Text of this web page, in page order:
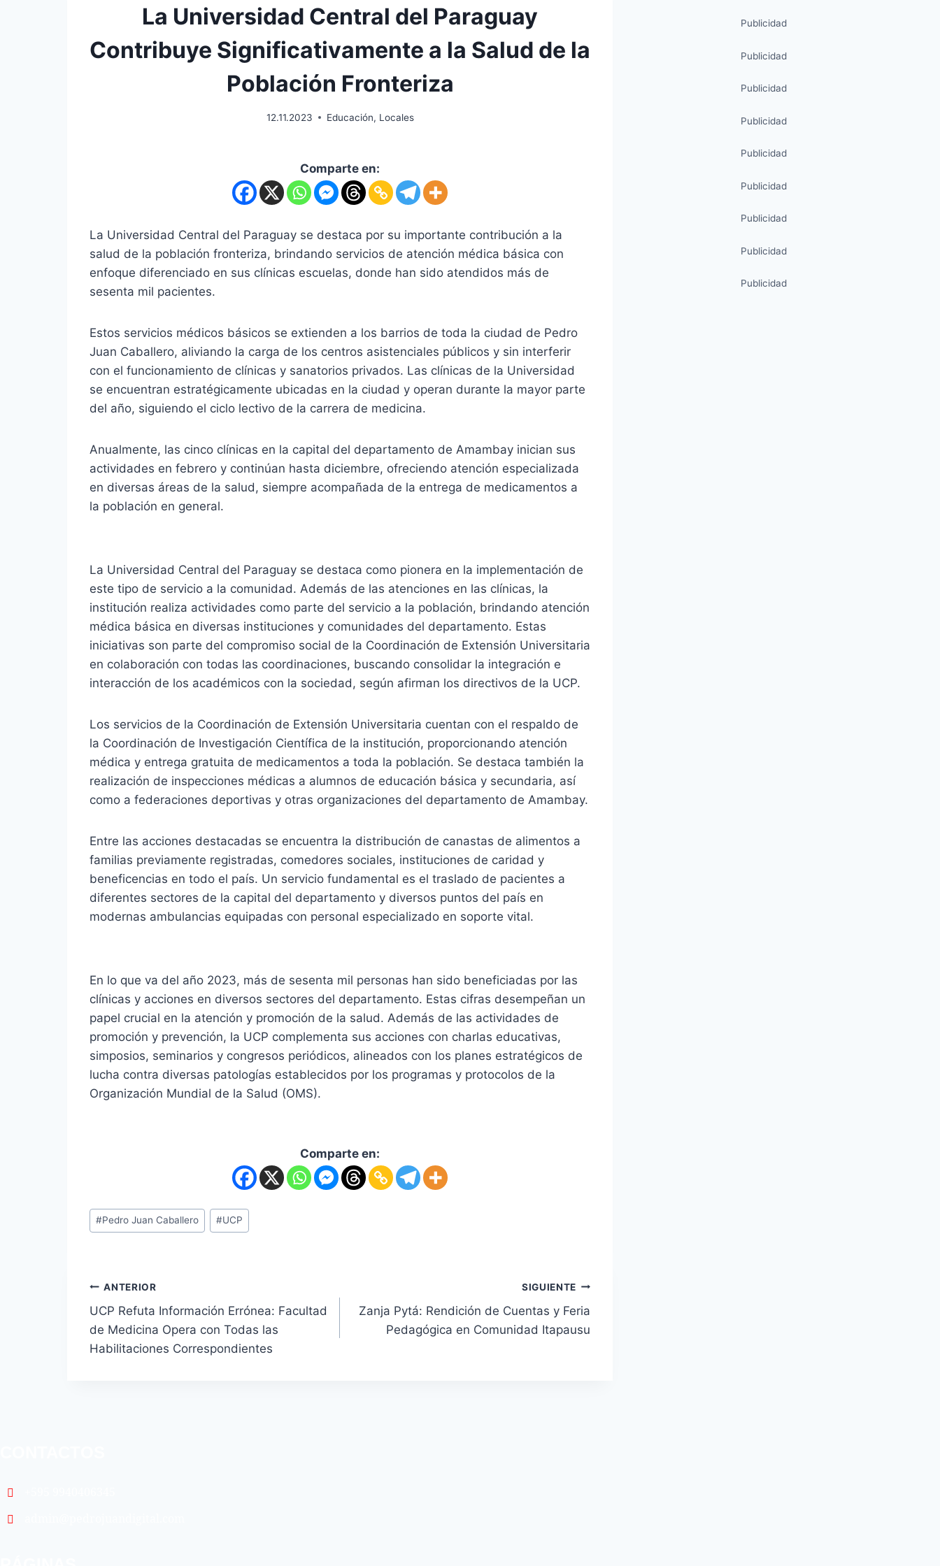
La Universidad Central del Paraguay
Contribuye Significativamente a la Salud de la
Población Fronteriza
12.11.2023 Educación, Locales
Comparte en:
La Universidad Central del Paraguay se destaca por su importante contribución a la
salud de la población fronteriza, brindando servicios de atención médica básica con
enfoque diferenciado en sus clínicas escuelas, donde han sido atendidos más de
sesenta mil pacientes.
Estos servicios médicos básicos se extienden a los barrios de toda la ciudad de Pedro
Juan Caballero, aliviando la carga de los centros asistenciales públicos y sin interferir
con el funcionamiento de clínicas y sanatorios privados. Las clínicas de la Universidad
se encuentran estratégicamente ubicadas en la ciudad y operan durante la mayor parte
del año, siguiendo el ciclo lectivo de la carrera de medicina.
Anualmente, las cinco clínicas en la capital del departamento de Amambay inician sus
actividades en febrero y continúan hasta diciembre, ofreciendo atención especializada
en diversas áreas de la salud, siempre acompañada de la entrega de medicamentos a
la población en general.
La Universidad Central del Paraguay se destaca como pionera en la implementación de
este tipo de servicio a la comunidad. Además de las atenciones en las clínicas, la
institución realiza actividades como parte del servicio a la población, brindando atención
médica básica en diversas instituciones y comunidades del departamento. Estas
iniciativas son parte del compromiso social de la Coordinación de Extensión Universitaria
en colaboración con todas las coordinaciones, buscando consolidar la integración e
interacción de los académicos con la sociedad, según afirman los directivos de la UCP.
Los servicios de la Coordinación de Extensión Universitaria cuentan con el respaldo de
la Coordinación de Investigación Científica de la institución, proporcionando atención
médica y entrega gratuita de medicamentos a toda la población. Se destaca también la
realización de inspecciones médicas a alumnos de educación básica y secundaria, así
como a federaciones deportivas y otras organizaciones del departamento de Amambay.
Entre las acciones destacadas se encuentra la distribución de canastas de alimentos a
familias previamente registradas, comedores sociales, instituciones de caridad y
beneficencias en todo el país. Un servicio fundamental es el traslado de pacientes a
diferentes sectores de la capital del departamento y diversos puntos del país en
modernas ambulancias equipadas con personal especializado en soporte vital.
En lo que va del año 2023, más de sesenta mil personas han sido beneficiadas por las
clínicas y acciones en diversos sectores del departamento. Estas cifras desempeñan un
papel crucial en la atención y promoción de la salud. Además de las actividades de
promoción y prevención, la UCP complementa sus acciones con charlas educativas,
simposios, seminarios y congresos periódicos, alineados con los planes estratégicos de
lucha contra diversas patologías establecidos por los programas y protocolos de la
Organización Mundial de la Salud (OMS).
Comparte en:
Etiquetas
de
#Pedro Juan Caballero #UCP
Navegación
de
entradas
ANTERIOR
UCP Refuta Información Errónea: Facultad
de Medicina Opera con Todas las
Habilitaciones Correspondientes
SIGUIENTE
Zanja Pytá: Rendición de Cuentas y Feria
Pedagógica en Comunidad Itapausu
Publicidad
Publicidad
Publicidad
Publicidad
Publicidad
Publicidad
Publicidad
Publicidad
Publicidad